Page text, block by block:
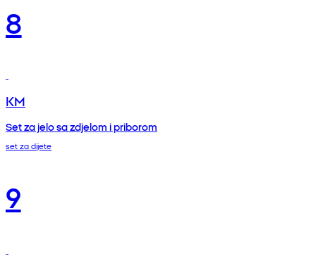
8
KM
Set za jelo sa zdjelom i priborom
set za dijete
9